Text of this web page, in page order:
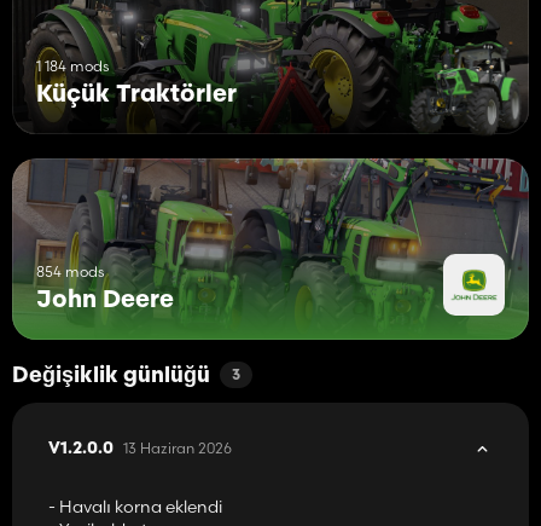
1 184 mods
Küçük Traktörler
854 mods
John Deere
Değişiklik günlüğü 3
V1.2.0.0 13 Haziran 2026
- Havalı korna eklendi